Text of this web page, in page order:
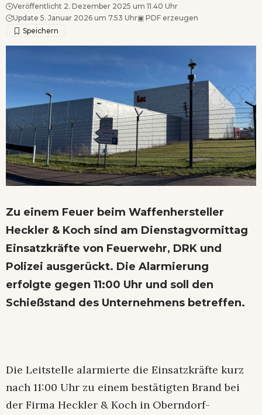
Veröffentlicht 2. Dezember 2025 um 11.40 Uhr
Update 5. Januar 2026 um 7.53 Uhr▣ PDF erzeugen
Zu einem Feuer beim Waffenhersteller
Heckler & Koch sind am Dienstagvormittag
Einsatzkräfte von Feuerwehr, DRK und
Polizei ausgerückt. Die Alarmierung
erfolgte gegen 11:00 Uhr und soll den
Schießstand des Unternehmens betreffen.
Die Leitstelle alarmierte die Einsatzkräfte kurz
nach 11:00 Uhr zu einem bestätigten Brand bei
der Firma Heckler & Koch in Oberndorf-